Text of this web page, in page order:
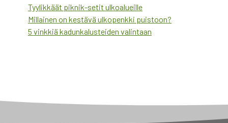
Tyylikkäät piknik-setit ulkoalueille
Millainen on kestävä ulkopenkki puistoon?
5 vinkkiä kadunkalusteiden valintaan